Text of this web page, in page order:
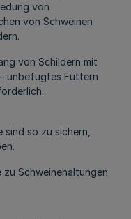
von
von Schweinen
von Schildern mit
unbefugtes Füttern
so zu sichern,
Schweinehaltungen